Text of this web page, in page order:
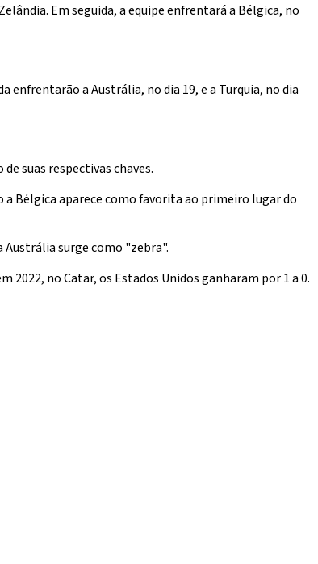
Em seguida, a equipe enfrentará a Bélgica, no
enfrentarão a Austrália, no dia 19, e a Turquia, no dia
suas respectivas chaves.
a Bélgica aparece como favorita ao primeiro lugar do
Austrália surge como "zebra".
2022, no Catar, os Estados Unidos ganharam por 1 a 0.